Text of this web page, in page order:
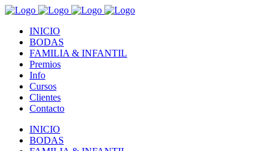
INICIO
BODAS
FAMILIA & INFANTIL
Premios
Info
Cursos
Clientes
Contacto
INICIO
BODAS